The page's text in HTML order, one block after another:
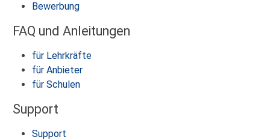
Bewerbung
FAQ und Anleitungen
für Lehrkräfte
für Anbieter
für Schulen
Support
Support